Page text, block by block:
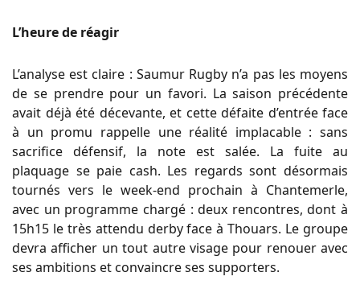
L’heure de réagir
L’analyse est claire : Saumur Rugby n’a pas les moyens
de se prendre pour un favori. La saison précédente
avait déjà été décevante, et cette défaite d’entrée face
à un promu rappelle une réalité implacable : sans
sacrifice défensif, la note est salée. La fuite au
plaquage se paie cash. Les regards sont désormais
tournés vers le week-end prochain à Chantemerle,
avec un programme chargé : deux rencontres, dont à
15h15 le très attendu derby face à Thouars. Le groupe
devra afficher un tout autre visage pour renouer avec
ses ambitions et convaincre ses supporters.